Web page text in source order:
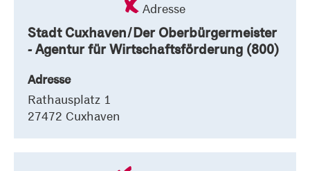
Adresse
Stadt Cuxhaven/Der Oberbürgermeister
- Agentur für Wirtschaftsförderung (800)
Adresse
Rathausplatz 1
27472 Cuxhaven